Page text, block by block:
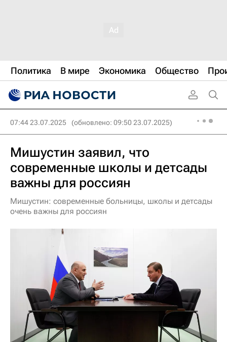
Политика В мире Экономика Общество
07:44 23.07.2025 (обновлено: 09:50 23.07.2025)
Мишустин заявил, что
современные школы и детсады
важны для россиян
Мишустин: современные больницы, школы и детсады
очень важны для россиян